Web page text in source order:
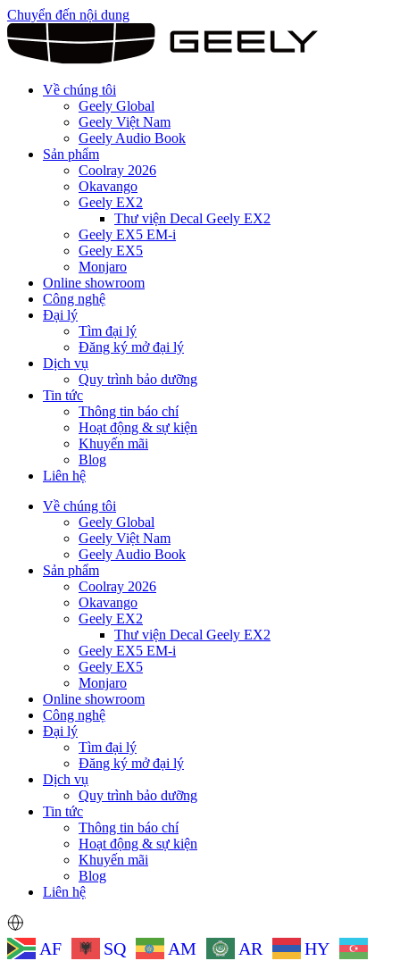
Chuyển đến nội dung
Về chúng tôi
Geely Global
Geely Việt Nam
Geely Audio Book
Sản phẩm
Coolray 2026
Okavango
Geely EX2
Thư viện Decal Geely EX2
Geely EX5 EM-i
Geely EX5
Monjaro
Online showroom
Công nghệ
Đại lý
Tìm đại lý
Đăng ký mở đại lý
Dịch vụ
Quy trình bảo dưỡng
Tin tức
Thông tin báo chí
Hoạt động & sự kiện
Khuyến mãi
Blog
Liên hệ
Về chúng tôi
Geely Global
Geely Việt Nam
Geely Audio Book
Sản phẩm
Coolray 2026
Okavango
Geely EX2
Thư viện Decal Geely EX2
Geely EX5 EM-i
Geely EX5
Monjaro
Online showroom
Công nghệ
Đại lý
Tìm đại lý
Đăng ký mở đại lý
Dịch vụ
Quy trình bảo dưỡng
Tin tức
Thông tin báo chí
Hoạt động & sự kiện
Khuyến mãi
Blog
Liên hệ
AF SQ AM AR
HY